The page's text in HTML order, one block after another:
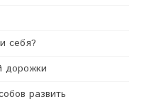
себя?
дорожки
развить